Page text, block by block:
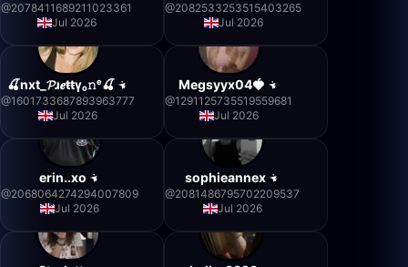
@2078411689211023361
Jul 2026
@2082533253515403265
Jul 2026
🍒nxt_𝓟ɹ𝒆ŧŧγₒ𝚗ᵉ🍒
@1601733687893963777
Jul 2026
Megsyyx04🍓
@1291125735519559681
Jul 2026
erin..xo
@2068064274294007809
Jul 2026
sophieannex
@2081486795702209537
Jul 2026